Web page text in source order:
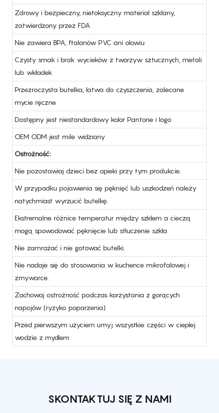
Zdrowy i bezpieczny, nietoksyczny materiał szklany,
zatwierdzony przez FDA
Nie zawiera BPA, ftalanów PVC ani ołowiu
Czysty smak i brak wycieków z tworzyw sztucznych, metali
lub wkładek
Przezroczysta butelka, łatwa do czyszczenia, zalecane
mycie ręczne
Dostępny jest niestandardowy kolor Pantone i logo
OEM ODM jest mile widziany
Ostrożność:
Nie pozostawiaj dzieci bez opieki przy tym produkcie.
W przypadku pojawienia się pęknięć lub uszkodzeń należy
natychmiast wyrzucić butelkę.
Ekstremalne różnice temperatur między szkłem a cieczą
mogą spowodować pęknięcie lub stłuczenie szkła
Nie zamrażać i nie gotować butelki.
Nie nadaje się do stosowania w kuchence mikrofalowej i
zmywarce.
Zachowaj ostrożność podczas korzystania z gorących
napojów (ryzyko poparzenia)
Przed pierwszym użyciem umyj wszystkie części w ciepłej
wodzie z mydłem
SKONTAKTUJ SIĘ Z NAMI